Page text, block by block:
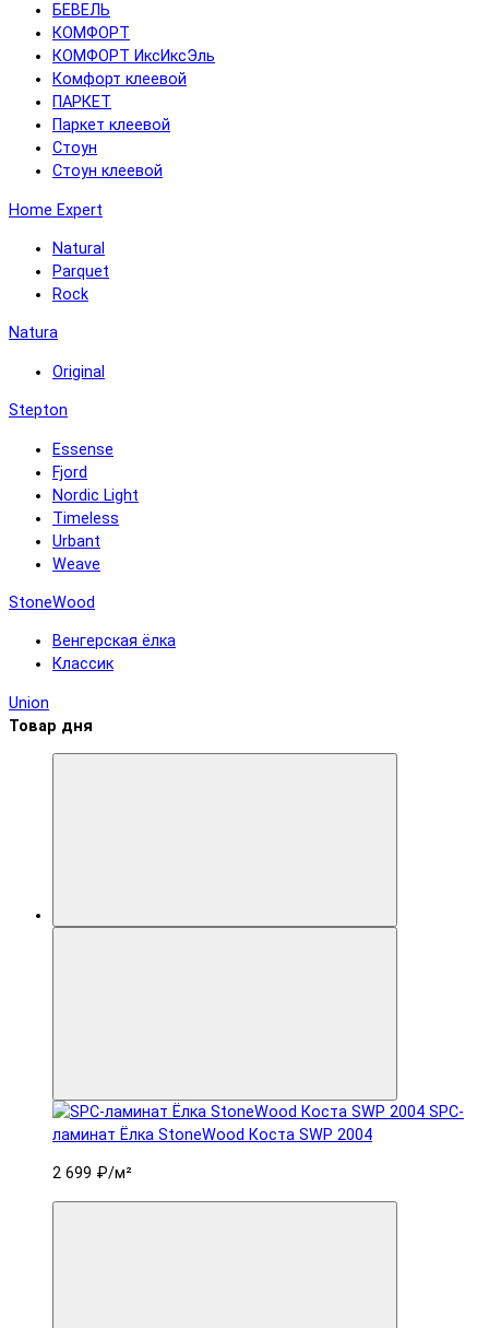
БЕВЕЛЬ
КОМФОРТ
КОМФОРТ ИксИксЭль
Комфорт клеевой
ПАРКЕТ
Паркет клеевой
Стоун
Стоун клеевой
Home Expert
Natural
Parquet
Rock
Natura
Original
Stepton
Essense
Fjord
Nordic Light
Timeless
Urbant
Weave
StoneWood
Венгерская ёлка
Классик
Union
Товар дня
SPC-
ламинат Ëлка StoneWood Коста SWP 2004
2 699 ₽/м²